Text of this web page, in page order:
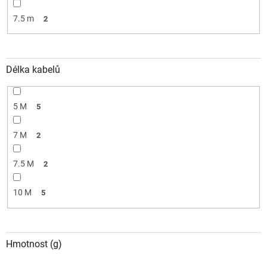
7.5 m 2
Délka kabelů
5 M 5
7 M 2
7.5 M 2
10 M 5
Hmotnost (g)